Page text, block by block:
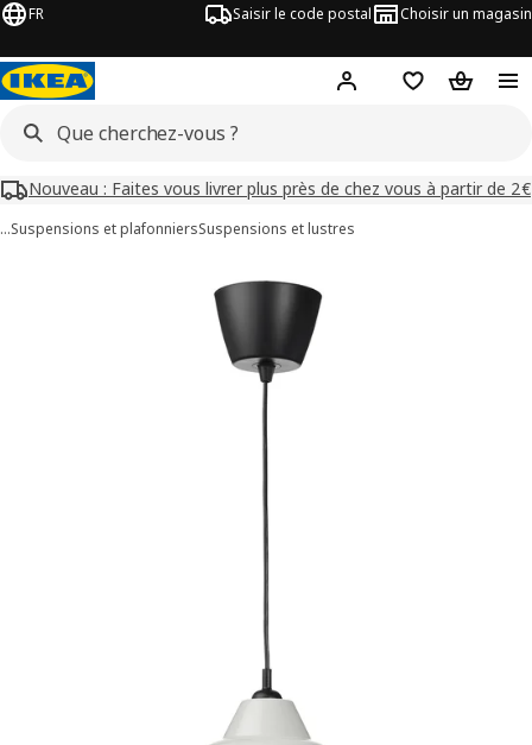
FR Saisir le code postal Choisir un magasin
Mon compteFavorisPanier
Nouveau : Faites vous livrer plus près de chez vous à partir de 2€
…Suspensions et plafonniersSuspensions et lustres